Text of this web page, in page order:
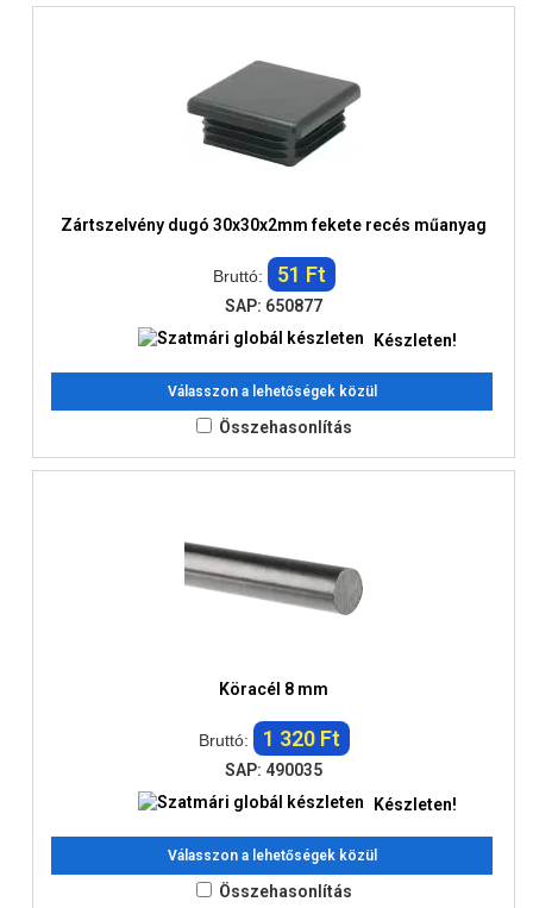
Zártszelvény dugó 30x30x2mm fekete recés műanyag
Bruttó: 51 Ft
SAP: 650877
Készleten!
Válasszon a lehetőségek közül
Összehasonlítás
Köracél 8 mm
Bruttó: 1 320 Ft
SAP: 490035
Készleten!
Válasszon a lehetőségek közül
Összehasonlítás